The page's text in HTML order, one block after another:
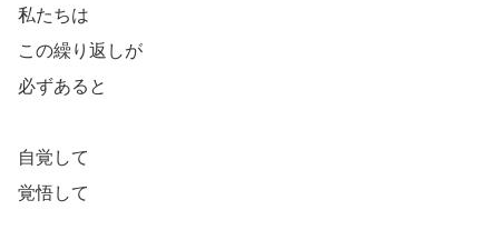
私たちは
この繰り返しが
必ずあると
自覚して
覚悟して